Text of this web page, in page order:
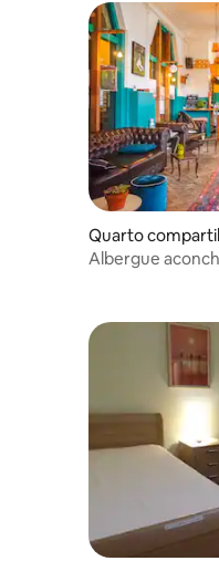
Quarto
dã
Albergue